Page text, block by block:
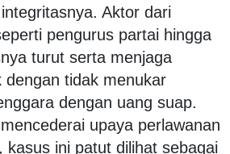
Aktor dari
pengurus partai hingga
turut serta menjaga
dengan tidak menukar
dengan uang suap.
upaya perlawanan
kasus ini patut dilihat sebagai